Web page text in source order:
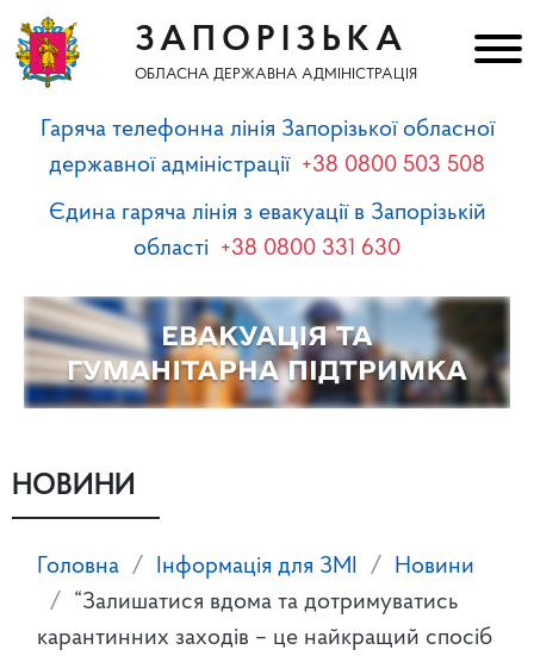
ЗАПОРІЗЬКА
ОБЛАСНА ДЕРЖАВНА АДМІНІСТРАЦІЯ
Гаряча телефонна лінія Запорізької обласної
державної адміністрації +38 0800 503 508
Єдина гаряча лінія з евакуації в Запорізькій
області +38 0800 331 630
НОВИНИ
Головна Інформація для ЗМІ
Новини
“Залишатися вдома та дотримуватись
карантинних заходів – це найкращий спосіб